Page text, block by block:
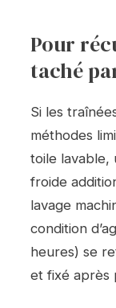
Pour
taché
Si les
méthodes
toile lavable,
froide
lavage
condition
heures) se
et fixé après